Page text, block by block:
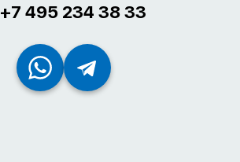
+7 495 234 38 33